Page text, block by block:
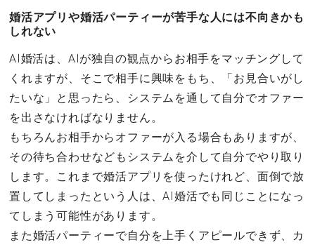
婚活アプリや婚活パーティーが苦手な人には不向きかも
しれない
AI婚活は、AIが独自の観点からお相手をマッチングして
くれますが、そこで相手に興味をもち、「お見合いがし
たいな」と思ったら、システムを通して自分でオファー
を出さなければなりません。
もちろんお相手からオファーが入る場合もありますが、
その待ち合わせなどもシステムを介して自分でやり取り
します。これまで婚活アプリを使ったけれど、面倒で放
置してしまったという人は、AI婚活でも同じことになっ
てしまう可能性があります。
また婚活パーティーで自分を上手くアピールできず、カ